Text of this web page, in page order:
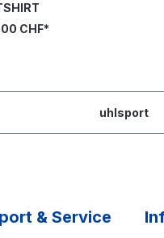
CHF*
uhlsport
& Service